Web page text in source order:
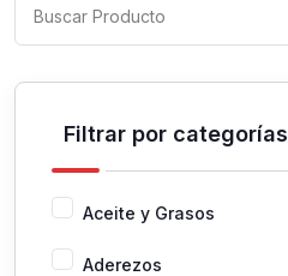
Filtrar por categorías
Aceite y Grasos
Aderezos